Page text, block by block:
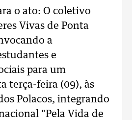
o ato: O coletivo
Vivas de Ponta
a
e
para um
terça-feira (09), às
Polacos, integrando
"Pela Vida de